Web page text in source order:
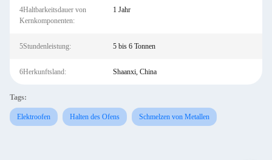
4Haltbarkeitsdauer von
Kernkomponenten:
1 Jahr
5Stundenleistung: 5 bis 6 Tonnen
6Herkunftsland: Shaanxi, China
Tags:
Elektroofen Halten des Ofens Schmelzen von Metallen